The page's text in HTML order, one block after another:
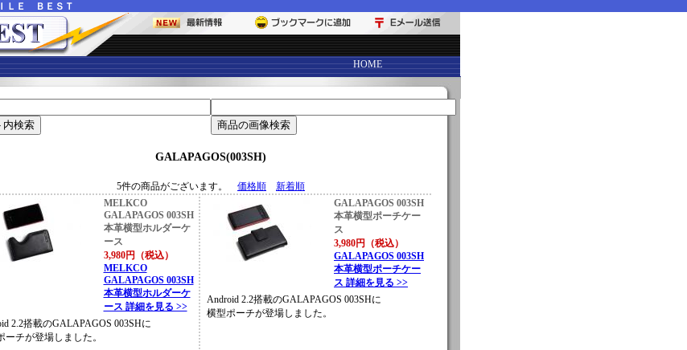
ＬＥ ＢＥＳＴ
HOME
GALAPAGOS(003SH)
5件の商品がございます。 価格順
新着順
MELKCO
GALAPAGOS 003SH
本革横型ホルダーケ
ース
3,980円（税込）
MELKCO
GALAPAGOS 003SH
本革横型ホルダーケ
ース 詳細を見る >>
2.2搭載のGALAPAGOS 003SHに
ーチが登場しました。
GALAPAGOS 003SH
本革横型ポーチケー
ス
3,980円（税込）
GALAPAGOS 003SH
本革横型ポーチケー
ス 詳細を見る >>
Android 2.2搭載のGALAPAGOS 003SHに
横型ポーチが登場しました。